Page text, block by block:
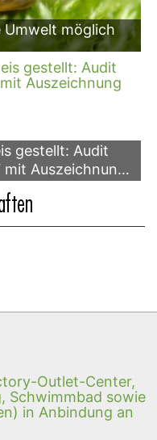
Umwelt möglich
gestellt: Audit
mit Auszeichnung